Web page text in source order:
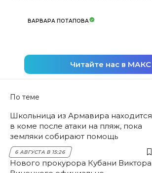
ВАРВАРА ПОТАПОВА
Читайте нас в МАКС
По теме
Школьница из Армавира находится
в коме после атаки на пляж, пока
земляки собирают помощь
6 АВГУСТА В 15:26
Нового прокурора Кубани Виктора